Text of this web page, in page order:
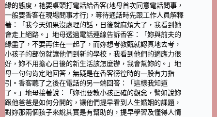
緣的態度，祂要桌頭打電話給香客(地母首次同意電話問事，
一般要香客在現場問事才行)，等待通話時先跟工作人員解釋
著：「我今天如果沒處理的話，日後就麻煩大了，我看到她
會走上絕路。」地母透過電話連線告訴香客：「妳與前夫的
緣盡了，不要再住在一起了，而妳想考教甄就認真地去考，
小孩子的部份就讓他們到新的學校，我看到他們的適應力很
好，妳不用擔心日後的新生活該怎麼辦，我會幫妳的。」地
母一句句肯定地回答，無疑是在香客徬徨時的一股有力指
引。香客聽了之後在電話的另一端回答：「這樣我知道
了。」地母接著說：「妳也要教小孩正確的觀念，譬如說妳
跟他爸爸是如何分開的，讓他們提早看到人生婚姻的課題，
對妳那兩個孩子來說其實是有幫助的，提早學習及懂得人情